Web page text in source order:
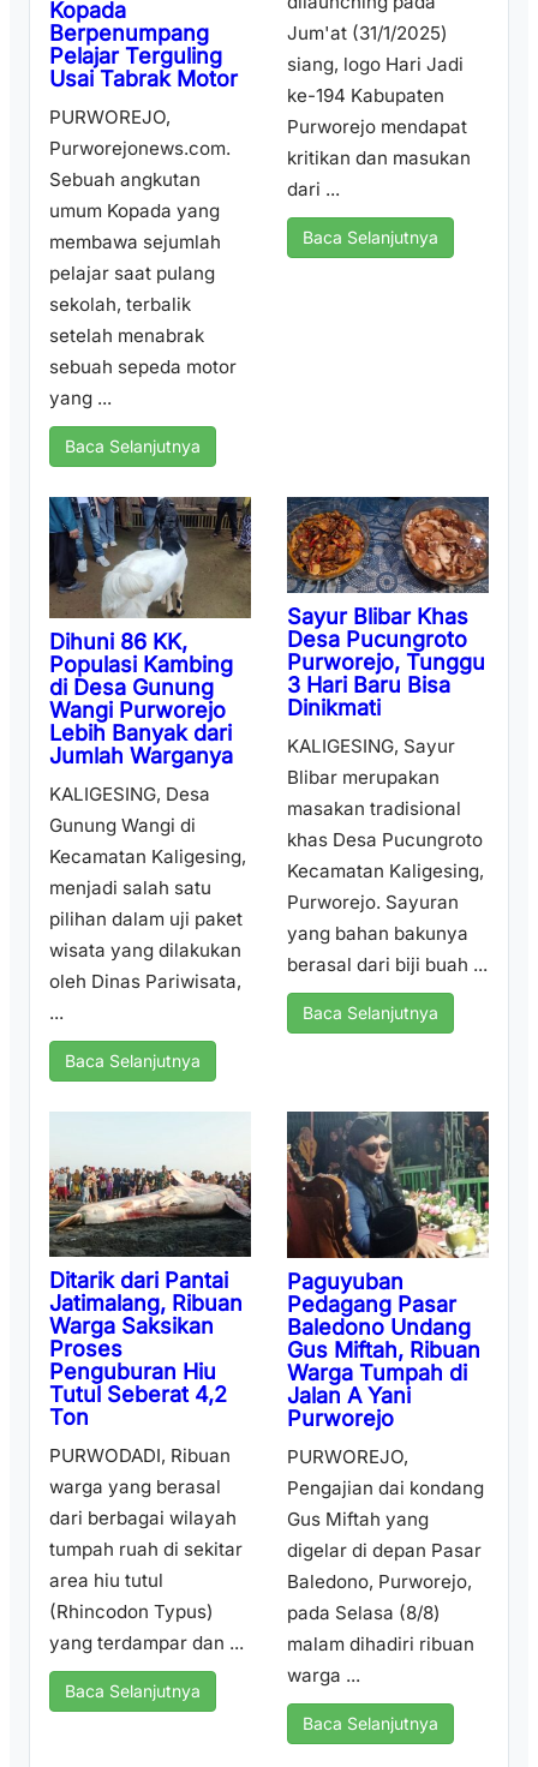
Kopada
Berpenumpang
Pelajar Terguling
Usai Tabrak Motor
PURWOREJO,
Purworejonews.com.
Sebuah angkutan
umum Kopada yang
membawa sejumlah
pelajar saat pulang
sekolah, terbalik
setelah menabrak
sebuah sepeda motor
yang ...
Baca Selanjutnya
Jum'at (31/1/2025)
siang, logo Hari Jadi
ke-194 Kabupaten
Purworejo mendapat
kritikan dan masukan
dari ...
Baca Selanjutnya
Dihuni 86 KK,
Populasi Kambing
di Desa Gunung
Wangi Purworejo
Lebih Banyak dari
Jumlah Warganya
KALIGESING, Desa
Gunung Wangi di
Kecamatan Kaligesing,
menjadi salah satu
pilihan dalam uji paket
wisata yang dilakukan
oleh Dinas Pariwisata,
...
Baca Selanjutnya
Sayur Blibar Khas
Desa Pucungroto
Purworejo, Tunggu
3 Hari Baru Bisa
Dinikmati
KALIGESING, Sayur
Blibar merupakan
masakan tradisional
khas Desa Pucungroto
Kecamatan Kaligesing,
Purworejo. Sayuran
yang bahan bakunya
berasal dari biji buah ...
Baca Selanjutnya
Ditarik dari Pantai
Jatimalang, Ribuan
Warga Saksikan
Proses
Penguburan Hiu
Tutul Seberat 4,2
Ton
PURWODADI, Ribuan
warga yang berasal
dari berbagai wilayah
tumpah ruah di sekitar
area hiu tutul
(Rhincodon Typus)
yang terdampar dan ...
Baca Selanjutnya
Paguyuban
Pedagang Pasar
Baledono Undang
Gus Miftah, Ribuan
Warga Tumpah di
Jalan A Yani
Purworejo
PURWOREJO,
Pengajian dai kondang
Gus Miftah yang
digelar di depan Pasar
Baledono, Purworejo,
pada Selasa (8/8)
malam dihadiri ribuan
warga ...
Baca Selanjutnya